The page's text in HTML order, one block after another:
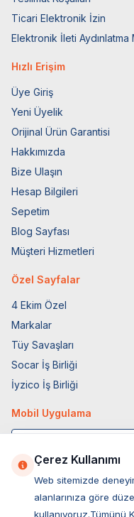
Ticari Elektronik İzin
Elektronik İleti Aydınlatma
Hızlı Erişim
Üye Giriş
Yeni Üyelik
Orijinal Ürün Garantisi
Hakkımızda
Bize Ulaşın
Hesap Bilgileri
Sepetim
Blog Sayfası
Müşteri Hizmetleri
Özel Sayfalar
4 Ekim Özel
Markalar
Tüy Savaşları
Socar İş Birliği
İyzico İş Birliği
Mobil Uygulama
Çerez Kullanımı
Web sitemizde
alanlarınıza göre
kullanıyoruz.Tümünü